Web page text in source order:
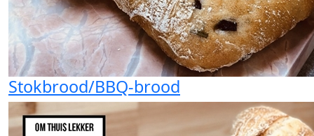
Stokbrood/BBQ-brood